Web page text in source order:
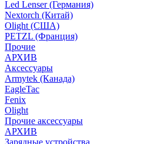
Led Lenser (Германия)
Nextorch (Китай)
Olight (США)
PETZL (Франция)
Прочие
АРХИВ
Аксессуары
Armytek (Канада)
EagleTac
Fenix
Olight
Прочие аксессуары
АРХИВ
Зарядные устройства